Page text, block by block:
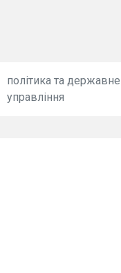
політика та державне
управління